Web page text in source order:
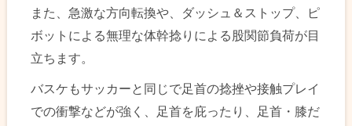
また、急激な方向転換や、ダッシュ＆ストップ、ピ
ボットによる無理な体幹捻りによる股関節負荷が目
立ちます。
バスケもサッカーと同じで足首の捻挫や接触プレイ
での衝撃などが強く、足首を庇ったり、足首・膝だ